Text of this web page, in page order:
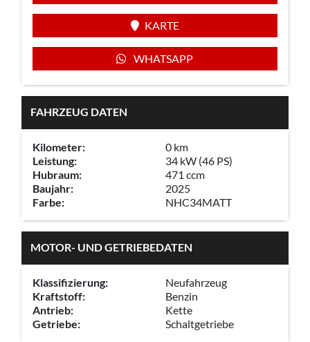
KARTE
WHATSAPP
FAHRZEUG DATEN
Kilometer:
0 km
Leistung:
34 kW (46 PS)
Hubraum:
471 ccm
Baujahr:
2025
Farbe:
NHC34MATT
MOTOR- UND GETRIEBEDATEN
Klassifizierung:
Neufahrzeug
Kraftstoff:
Benzin
Antrieb:
Kette
Getriebe:
Schaltgetriebe